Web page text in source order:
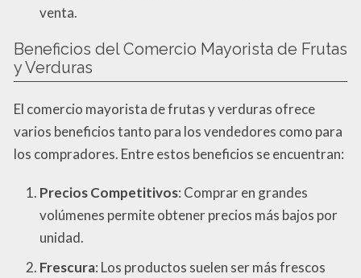
venta.
Beneficios del Comercio Mayorista de Frutas
y Verduras
El comercio mayorista de frutas y verduras ofrece
varios beneficios tanto para los vendedores como para
los compradores. Entre estos beneficios se encuentran:
Precios Competitivos: Comprar en grandes
volúmenes permite obtener precios más bajos por
unidad.
Frescura: Los productos suelen ser más frescos